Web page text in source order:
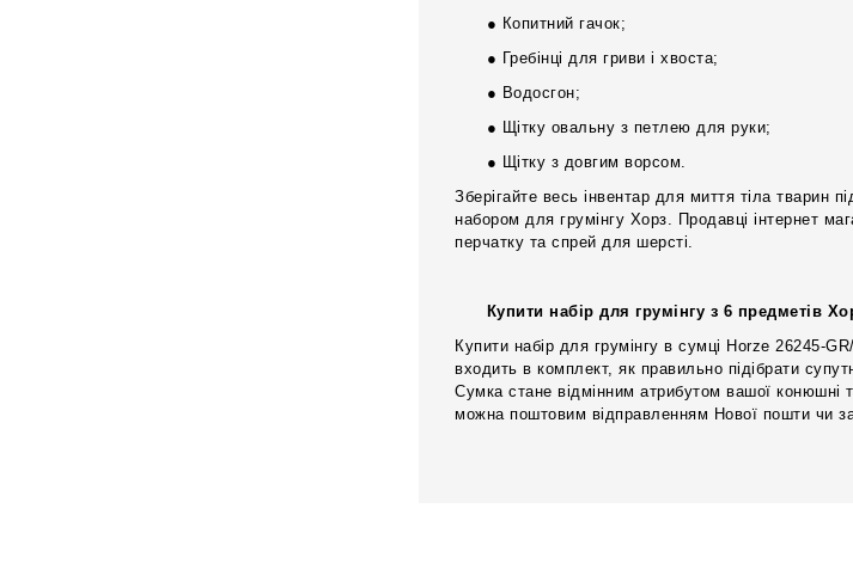
● Копитний гачок;
● Гребінці для гриви і хвоста;
● Водосгон;
● Щітку овальну з петлею для руки;
● Щітку з довгим ворсом.
Зберігайте весь інвентар для миття тіла
набором для грумінгу Хорз. Продавці інтернет
перчатку та спрей для шерсті.
Купити набір для грумінгу з 6 предметів
Купити набір для грумінгу в сумці Horze 26245-
входить в комплект, як правильно підібрати
Сумка стане відмінним атрибутом вашої
можна поштовим відправленням Нової пошти чи